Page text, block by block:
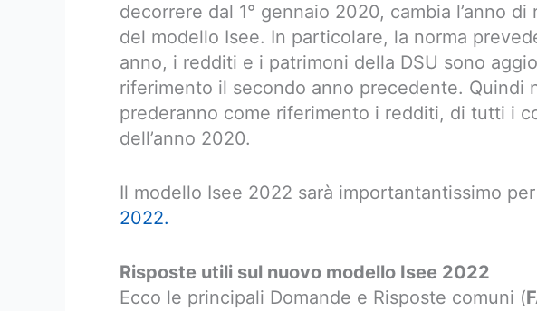
decorrere dal 1° gennaio 2020, cambia l’anno
del modello Isee. In particolare, la norma
anno, i redditi e i patrimoni della DSU sono
riferimento il secondo anno precedente. Quindi
prederanno come riferimento i redditi, di tutti i
dell’anno 2020.
Il modello Isee 2022 sarà importantantissimo per
2022.
Risposte utili sul nuovo modello Isee 2022
Ecco le principali Domande e Risposte comuni (